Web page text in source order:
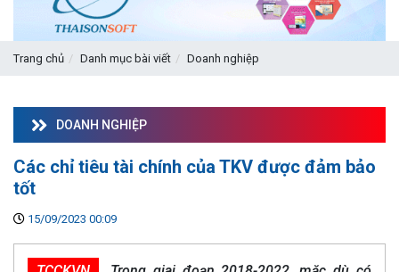
Trang chủ Danh mục bài viết Doanh nghiệp
DOANH NGHIỆP
Các chỉ tiêu tài chính của TKV được đảm bảo
tốt
15/09/2023 00:09